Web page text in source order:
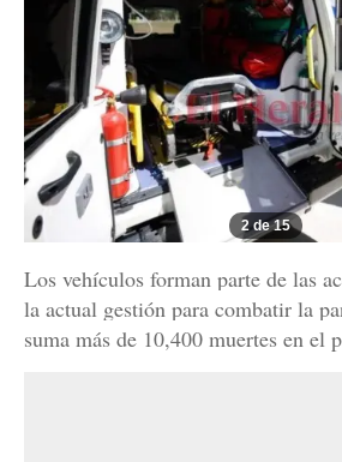
2 de 15
Los vehículos forman parte de las
la actual gestión para combatir la
suma más de 10,400 muertes en el